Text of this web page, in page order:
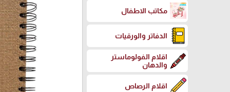
مكاتب الاطفال
الدفاتر والورقيات
اقلام الفولوماستر
والدهان
اقلام الرصاص